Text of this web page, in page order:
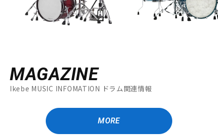
MAGAZINE
Ikebe MUSIC INFOMATION ドラム関連情報
MORE